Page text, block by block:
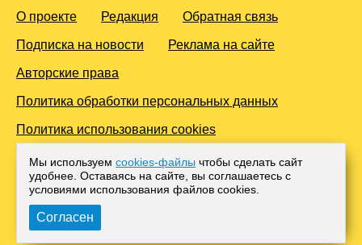
О проекте Редакция Обратная связь
Подписка на новости Реклама на сайте
Авторские права
Политика обработки персональных данных
Политика использования cookies
© 2016-2026 Все права защищены. Для лиц старше 18 лет.
Любое копирование материалов и тиражирование в сети
Интернет, либо печатных изданиях без согласования с
Администрацией проекта, преследуется законом.
Мы используем cookies-файлы чтобы сделать сайт
удобнее. Оставаясь на сайте, вы соглашаетесь с
условиями использования файлов cооkies.
Согласен